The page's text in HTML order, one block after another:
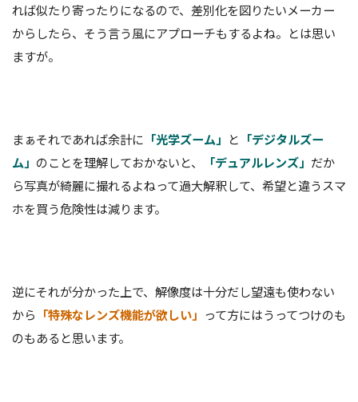
れば似たり寄ったりになるので、差別化を図りたいメーカー
からしたら、そう言う風にアプローチもするよね。とは思い
ますが。
まぁそれであれば余計に 「光学ズーム」 と 「デジタルズー
ム」 のことを理解しておかないと、 「デュアルレンズ」 だか
ら写真が綺麗に撮れるよねって過大解釈して、希望と違うスマ
ホを買う危険性は減ります。
逆にそれが分かった上で、解像度は十分だし望遠も使わない
から 「特殊なレンズ機能が欲しい」 って方にはうってつけのも
のもあると思います。